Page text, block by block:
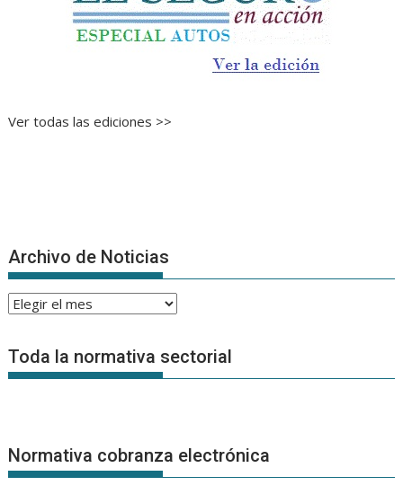
Ver todas las ediciones >>
Archivo de Noticias
Archivo
Noticias
Toda la normativa sectorial
Normativa cobranza electrónica